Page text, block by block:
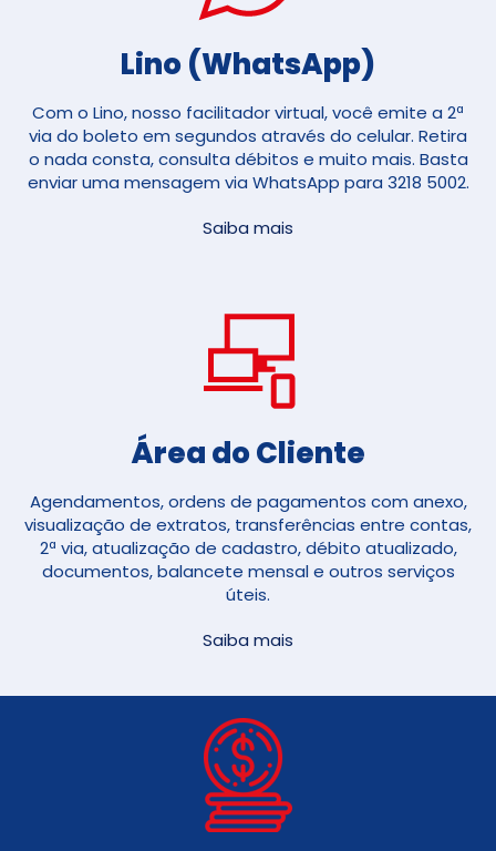
Lino (WhatsApp)
Com o Lino, nosso facilitador virtual, você emite a 2ª
via do boleto em segundos através do celular. Retira
o nada consta, consulta débitos e muito mais. Basta
enviar uma mensagem via WhatsApp para 3218 5002.
Saiba mais
Área do Cliente
Agendamentos, ordens de pagamentos com anexo,
visualização de extratos, transferências entre contas,
2ª via, atualização de cadastro, débito atualizado,
documentos, balancete mensal e outros serviços
úteis.
Saiba mais